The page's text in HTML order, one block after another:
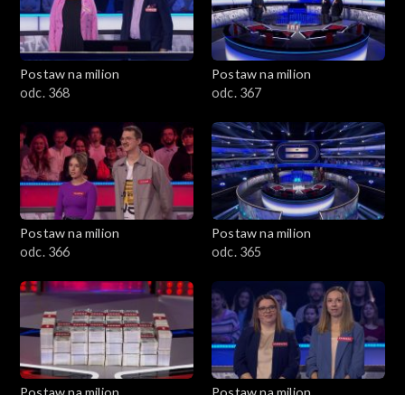
Postaw na milion
odc. 368
Postaw na milion
odc. 367
Postaw na milion
odc. 366
Postaw na milion
odc. 365
Postaw na milion
Postaw na milion